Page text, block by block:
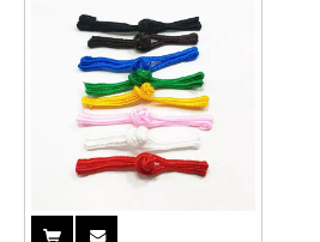
форме шара для
Cheongsam и Hanfu